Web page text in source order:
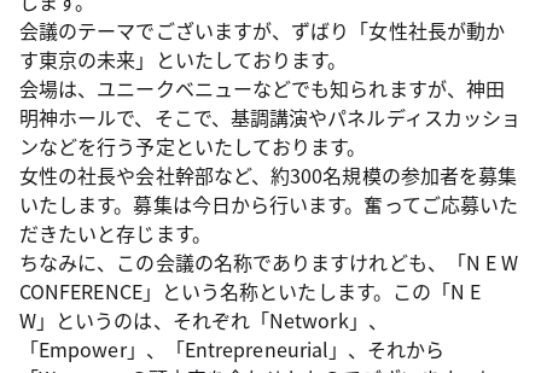
会議のテーマでございますが、ずばり「女性社長が動か
す東京の未来」といたしております。
会場は、ユニークベニューなどでも知られますが、神田
明神ホールで、そこで、基調講演やパネルディスカッショ
ンなどを行う予定といたしております。
女性の社長や会社幹部など、約300名規模の参加者を募集
いたします。募集は今日から行います。奮ってご応募いた
だきたいと存じます。
ちなみに、この会議の名称でありますけれども、「N E W
CONFERENCE」という名称といたします。この「N E
W」というのは、それぞれ「Network」、
「Empower」、「Entrepreneurial」、それから